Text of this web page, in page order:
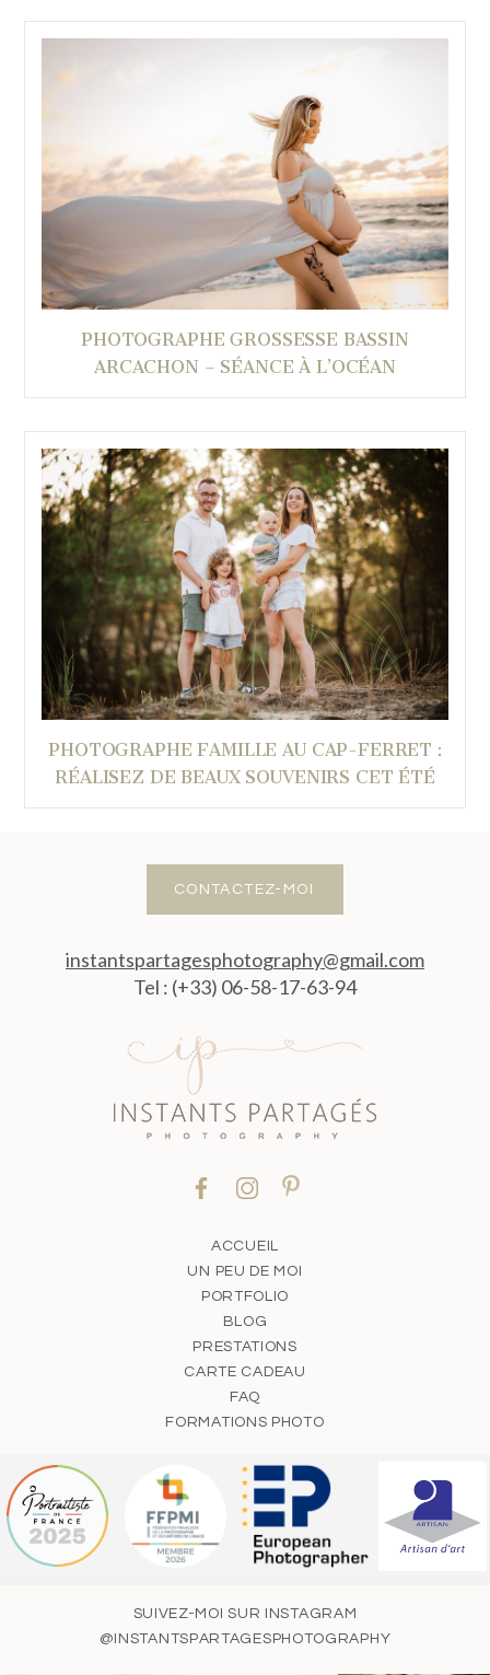
PHOTOGRAPHE GROSSESSE BASSIN
ARCACHON – SÉANCE À L’OCÉAN
PHOTOGRAPHE FAMILLE AU CAP-FERRET :
RÉALISEZ DE BEAUX SOUVENIRS CET ÉTÉ
CONTACTEZ-MOI
instantspartagesphotography@gmail.com
Tel : (+33) 06-58-17-63-94
ACCUEIL
UN PEU DE MOI
PORTFOLIO
BLOG
PRESTATIONS
CARTE CADEAU
FAQ
FORMATIONS PHOTO
SUIVEZ-MOI SUR INSTAGRAM
@INSTANTSPARTAGESPHOTOGRAPHY